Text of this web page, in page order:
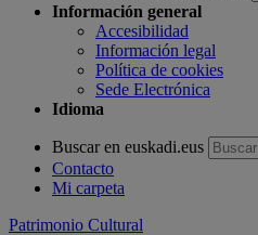
Información general
Accesibilidad
Información legal
Política de cookies
Sede Electrónica
Idioma
Buscar en euskadi.eus
Contacto
Mi carpeta
Patrimonio Cultural